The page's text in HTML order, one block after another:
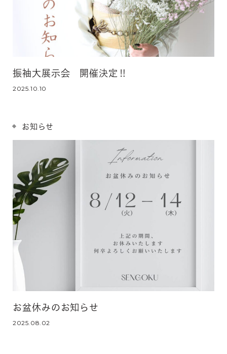
振袖大展示会 開催決定‼
2025.10.10
お知らせ
お盆休みのお知らせ
2025.08.02